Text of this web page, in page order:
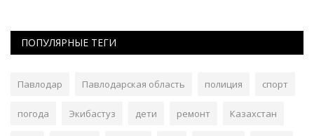
ПОПУЛЯРНЫЕ ТЕГИ
Павлодар Павлодарская область полиция спорт
погода Экибастуз дети ремонт Казахстан